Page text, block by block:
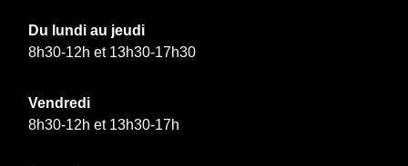
Du lundi au jeudi
8h30-12h et 13h30-17h30
Vendredi
8h30-12h et 13h30-17h